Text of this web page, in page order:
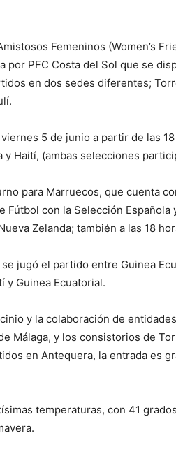
Femeninos (Women’s
por PFC Costa del Sol que se
en dos sedes diferentes;
5 de junio a partir de las
y Haití, (ambas selecciones
para Marruecos, que cuenta
Fútbol con la Selección Española
Zelanda; también a las 18
jugó el partido entre Guinea
y Guinea Ecuatorial.
y la colaboración de
Málaga, y los consistorios de
en Antequera, la entrada es
temperaturas, con 41